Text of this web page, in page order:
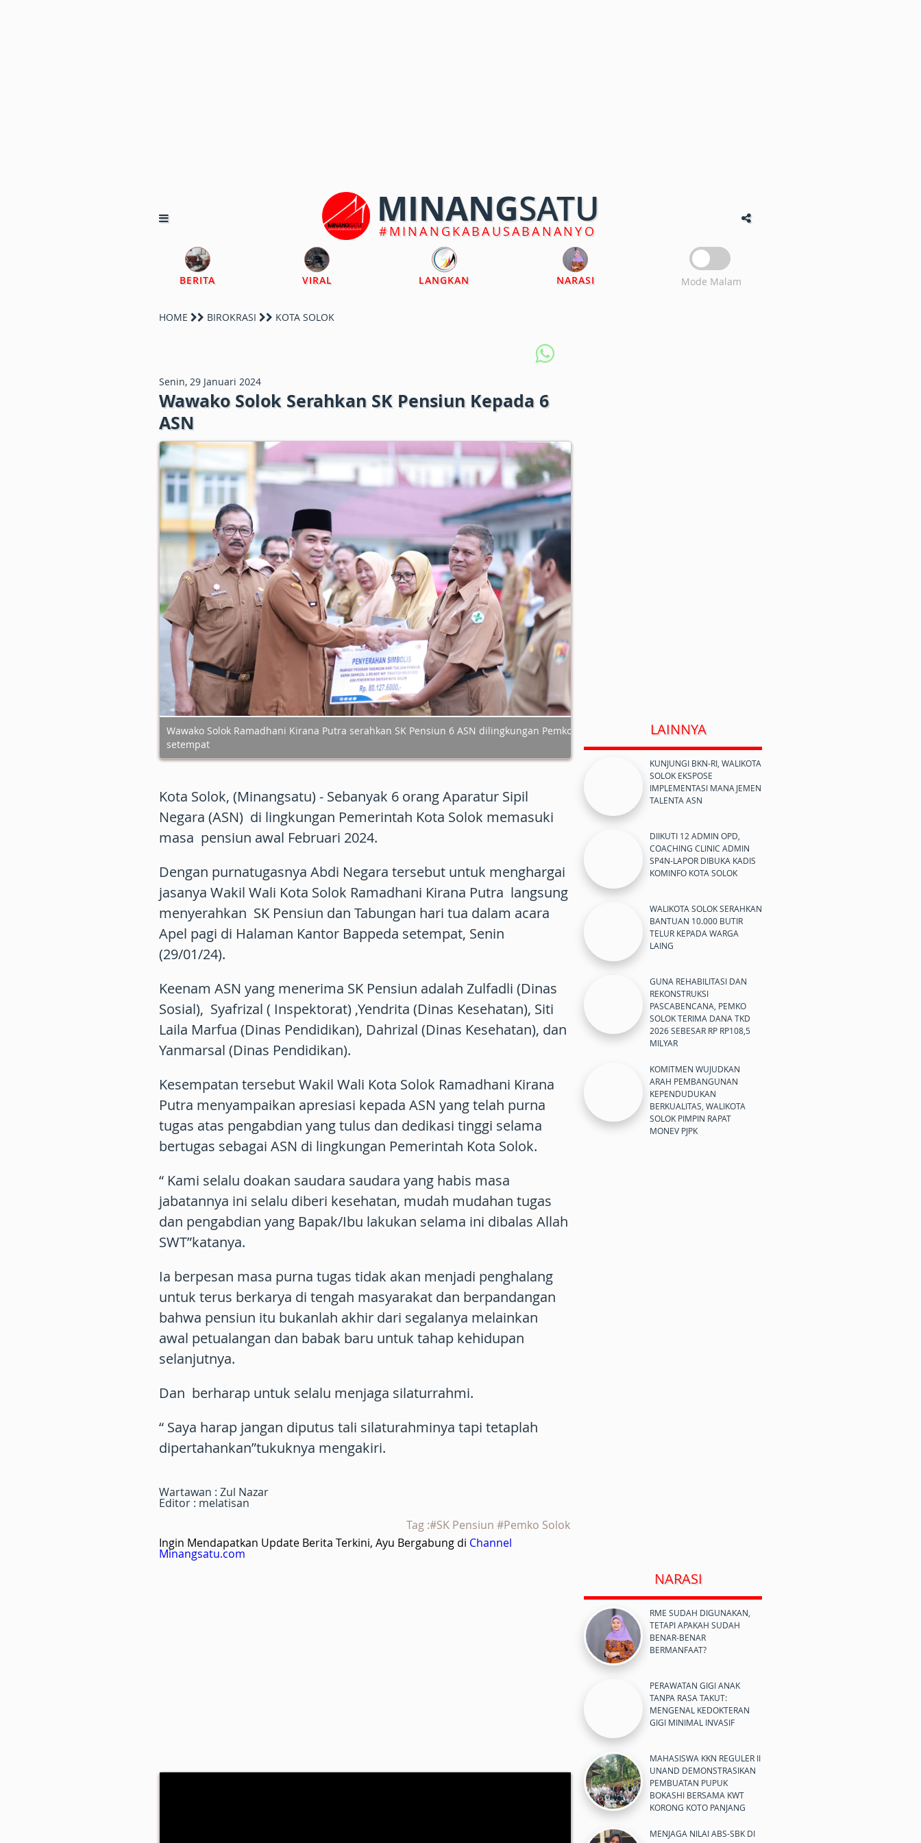
MINANGSATU
#MINANGKABAUSABANANYO
BERITA VIRAL LANGKAN NARASI Mode Malam
HOME BIROKRASI KOTA SOLOK
Senin, 29 Januari 2024
Wawako Solok Serahkan SK Pensiun Kepada 6
ASN
Wawako Solok Ramadhani Kirana Putra serahkan SK Pensiun 6 ASN dilingkungan Pemko
setempat
Kota Solok, (Minangsatu) - Sebanyak 6 orang Aparatur Sipil
Negara (ASN) di lingkungan Pemerintah Kota Solok memasuki
masa pensiun awal Februari 2024.
Dengan purnatugasnya Abdi Negara tersebut untuk menghargai
jasanya Wakil Wali Kota Solok Ramadhani Kirana Putra langsung
menyerahkan SK Pensiun dan Tabungan hari tua dalam acara
Apel pagi di Halaman Kantor Bappeda setempat, Senin
(29/01/24).
Keenam ASN yang menerima SK Pensiun adalah Zulfadli (Dinas
Sosial), Syafrizal ( Inspektorat) ,Yendrita (Dinas Kesehatan), Siti
Laila Marfua (Dinas Pendidikan), Dahrizal (Dinas Kesehatan), dan
Yanmarsal (Dinas Pendidikan).
Kesempatan tersebut Wakil Wali Kota Solok Ramadhani Kirana
Putra menyampaikan apresiasi kepada ASN yang telah purna
tugas atas pengabdian yang tulus dan dedikasi tinggi selama
bertugas sebagai ASN di lingkungan Pemerintah Kota Solok.
“ Kami selalu doakan saudara saudara yang habis masa
jabatannya ini selalu diberi kesehatan, mudah mudahan tugas
dan pengabdian yang Bapak/Ibu lakukan selama ini dibalas Allah
SWT”katanya.
Ia berpesan masa purna tugas tidak akan menjadi penghalang
untuk terus berkarya di tengah masyarakat dan berpandangan
bahwa pensiun itu bukanlah akhir dari segalanya melainkan
awal petualangan dan babak baru untuk tahap kehidupan
selanjutnya.
Dan berharap untuk selalu menjaga silaturrahmi.
“ Saya harap jangan diputus tali silaturahminya tapi tetaplah
dipertahankan”tukuknya mengakiri.
Wartawan : Zul Nazar
Editor : melatisan
Tag :#SK Pensiun #Pemko Solok
Ingin Mendapatkan Update Berita Terkini, Ayu Bergabung di Channel
Minangsatu.com
LAINNYA
KUNJUNGI BKN-RI, WALIKOTA
SOLOK EKSPOSE
IMPLEMENTASI MANAJEMEN
TALENTA ASN
DIIKUTI 12 ADMIN OPD,
COACHING CLINIC ADMIN
SP4N-LAPOR DIBUKA KADIS
KOMINFO KOTA SOLOK
WALIKOTA SOLOK SERAHKAN
BANTUAN 10.000 BUTIR
TELUR KEPADA WARGA
LAING
GUNA REHABILITASI DAN
REKONSTRUKSI
PASCABENCANA, PEMKO
SOLOK TERIMA DANA TKD
2026 SEBESAR RP RP108,5
MILYAR
KOMITMEN WUJUDKAN
ARAH PEMBANGUNAN
KEPENDUDUKAN
BERKUALITAS, WALIKOTA
SOLOK PIMPIN RAPAT
MONEV PJPK
NARASI
RME SUDAH DIGUNAKAN,
TETAPI APAKAH SUDAH
BENAR-BENAR
BERMANFAAT?
PERAWATAN GIGI ANAK
TANPA RASA TAKUT:
MENGENAL KEDOKTERAN
GIGI MINIMAL INVASIF
MAHASISWA KKN REGULER II
UNAND DEMONSTRASIKAN
PEMBUATAN PUPUK
BOKASHI BERSAMA KWT
KORONG KOTO PANJANG
MENJAGA NILAI ABS-SBK DI